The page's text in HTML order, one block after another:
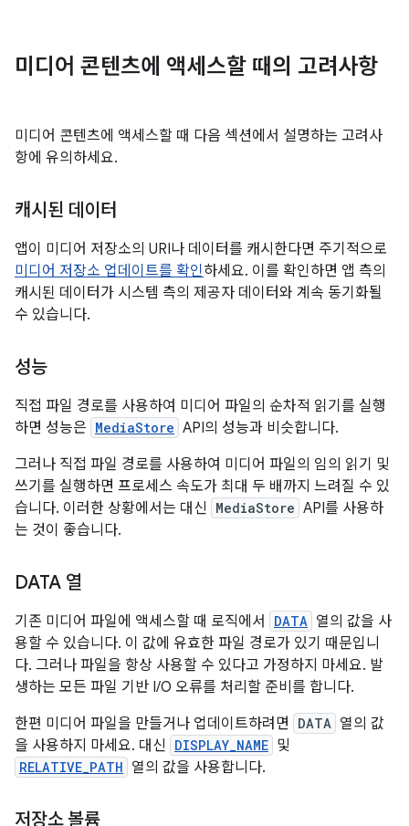
미디어 콘텐츠에 액세스할 때의 고려사항
미디어 콘텐츠에 액세스할 때 다음 섹션에서 설명하는 고려사
항에 유의하세요.
캐시된 데이터
앱이 미디어 저장소의 URI나 데이터를 캐시한다면 주기적으로
미디어 저장소 업데이트를 확인하세요. 이를 확인하면 앱 측의
캐시된 데이터가 시스템 측의 제공자 데이터와 계속 동기화될
수 있습니다.
성능
직접 파일 경로를 사용하여 미디어 파일의 순차적 읽기를 실행
하면 성능은 MediaStore API의 성능과 비슷합니다.
그러나 직접 파일 경로를 사용하여 미디어 파일의 임의 읽기 및
쓰기를 실행하면 프로세스 속도가 최대 두 배까지 느려질 수 있
습니다. 이러한 상황에서는 대신 MediaStore API를 사용하
는 것이 좋습니다.
DATA 열
기존 미디어 파일에 액세스할 때 로직에서 DATA 열의 값을 사
용할 수 있습니다. 이 값에 유효한 파일 경로가 있기 때문입니
다. 그러나 파일을 항상 사용할 수 있다고 가정하지 마세요. 발
생하는 모든 파일 기반 I/O 오류를 처리할 준비를 합니다.
한편 미디어 파일을 만들거나 업데이트하려면
DATA 열의 값
을 사용하지 마세요. 대신 DISPLAY_NAME 및
RELATIVE_PATH 열의 값을 사용합니다.
저장소 볼륨